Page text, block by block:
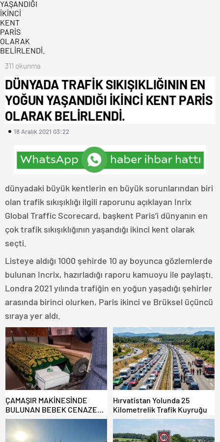
311 okunma
DÜNYADA TRAFİK SIKIŞIKLIĞININ EN
YOĞUN YAŞANDIĞI İKİNCİ KENT PARİS
OLARAK BELİRLENDİ.
18 Aralık 2021 03:22
dünyadaki büyük kentlerin en büyük sorunlarından biri
olan trafik sıkışıklığı ilgili raporunu açıklayan Inrix
Global Traffic Scorecard, başkent Paris’i dünyanın en
çok trafik sıkışıklığının yaşandığı ikinci kent olarak
seçti.
Listeye aldığı 1000 şehirde 10 ay boyunca gözlemlerde
bulunan Incrix, hazırladığı raporu kamuoyu ile paylaştı.
Londra 2021 yılında trafiğin en yoğun yaşadığı şehirler
arasında birinci olurken, Paris ikinci ve Brüksel üçüncü
sıraya yer aldı.
ÇAMAŞIR MAKİNESİNDE
BULUNAN BEBEK CENAZESİ
ŞOK ETTİ
Hırvatistan Yolunda 25
Kilometrelik Trafik Kuyruğu